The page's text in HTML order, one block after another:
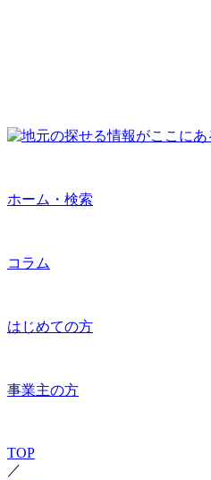
ホーム・検索
コラム
はじめての方
事業主の方
TOP
／